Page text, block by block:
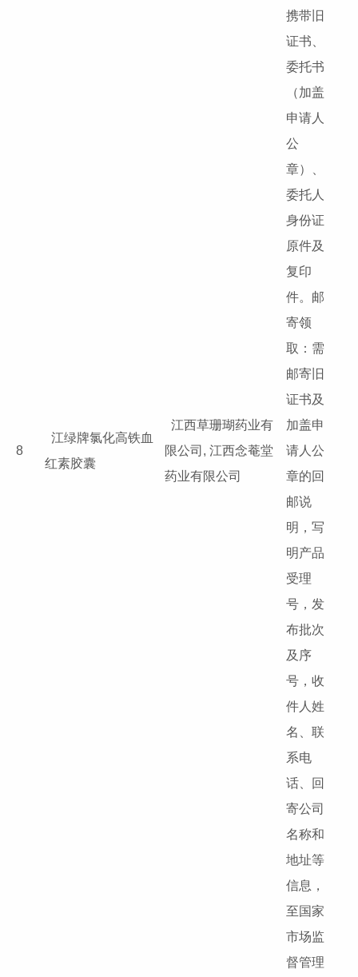
8
江绿牌氯化高铁血
红素胶囊
江西草珊瑚药业有
限公司, 江西念菴堂
药业有限公司
携带旧
证书、
委托书
（加盖
申请人
公
章）、
委托人
身份证
原件及
复印
件。邮
寄领
取：需
邮寄旧
证书及
加盖申
请人公
章的回
邮说
明，写
明产品
受理
号，发
布批次
及序
号，收
件人姓
名、联
系电
话、回
寄公司
名称和
地址等
信息，
至国家
市场监
督管理